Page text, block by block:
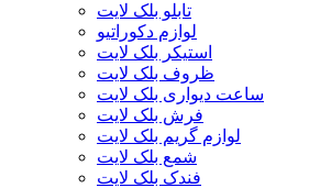
تابلو بلک لایت
لوازم دکوراتیو
استیکر بلک لایت
ظروف بلک لایت
ساعت دیواری بلک لایت
فرش بلک لایت
لوازم گریم بلک لایت
شمع بلک لایت
فندک بلک لایت